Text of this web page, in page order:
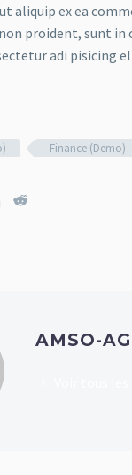
aliquip ex ea
proident, sunt
adi pisicing
Finance (Demo)
AMSO-